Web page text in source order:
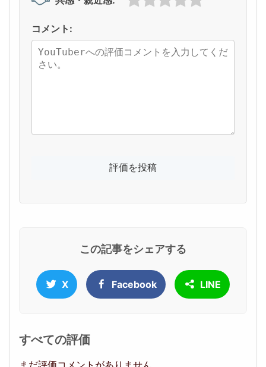
コメント:
この記事をシェアする
X Facebook LINE
すべての評価
まだ評価コメントがありません。